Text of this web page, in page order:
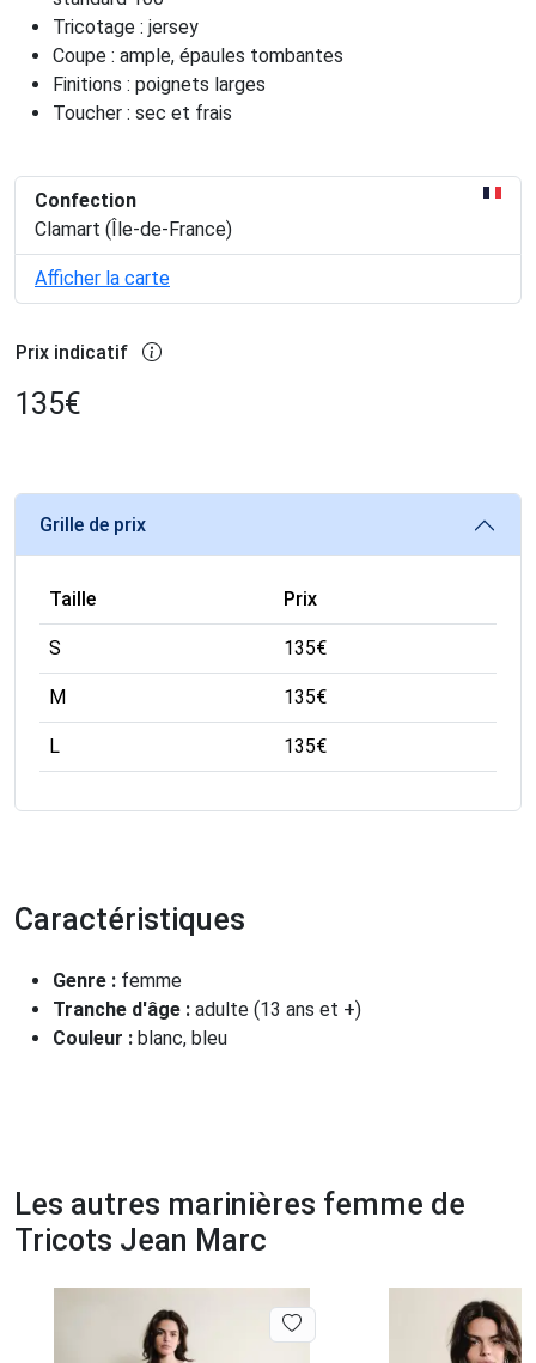
Tricotage : jersey
Coupe : ample, épaules tombantes
Finitions : poignets larges
Toucher : sec et frais
Confection
Clamart (Île-de-France)
Afficher la carte
Prix indicatif
135€
Grille de prix
Taille Prix
S 135€
M 135€
L 135€
Caractéristiques
Genre : femme
Tranche d'âge : adulte (13 ans et +)
Couleur : blanc, bleu
Les autres marinières femme de
Tricots Jean Marc